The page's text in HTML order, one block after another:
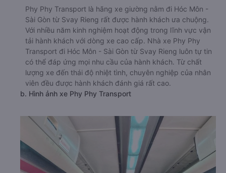
Phy Phy Transport là hãng xe giường nằm đi Hóc Môn -
Sài Gòn từ Svay Rieng rất được hành khách ưa chuộng.
Với nhiều năm kinh nghiệm hoạt động trong lĩnh vực vận
tải hành khách với dòng xe cao cấp. Nhà xe Phy Phy
Transport đi Hóc Môn - Sài Gòn từ Svay Rieng luôn tự tin
có thể đáp ứng mọi nhu cầu của hành khách. Từ chất
lượng xe đến thái độ nhiệt tình, chuyên nghiệp của nhân
viên đều được hành khách đánh giá rất cao.
b. Hình ảnh xe Phy Phy Transport